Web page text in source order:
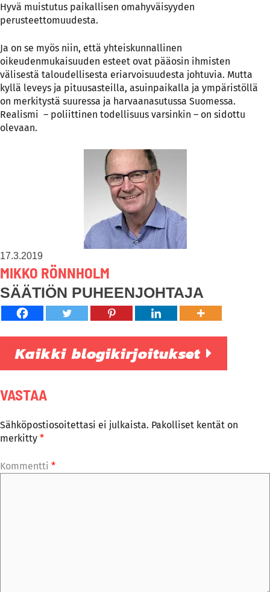
Hyvä muistutus paikallisen omahyväisyyden
perusteettomuudesta.
Ja on se myös niin, että yhteiskunnallinen
oikeudenmukaisuuden esteet ovat pääosin ihmisten
välisestä taloudellisesta eriarvoisuudesta johtuvia. Mutta
kyllä leveys ja pituusasteilla, asuinpaikalla ja ympäristöllä
on merkitystä suuressa ja harvaanasutussa Suomessa.
Realismi – poliittinen todellisuus varsinkin – on sidottu
olevaan.
17.3.2019
MIKKO RÖNNHOLM
SÄÄTIÖN PUHEENJOHTAJA
Kaikki blogikirjoitukset
VASTAA
Sähköpostiosoitettasi ei julkaista. Pakolliset kentät on
merkitty *
Kommentti *